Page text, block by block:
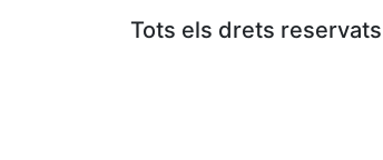
Tots els drets reservats